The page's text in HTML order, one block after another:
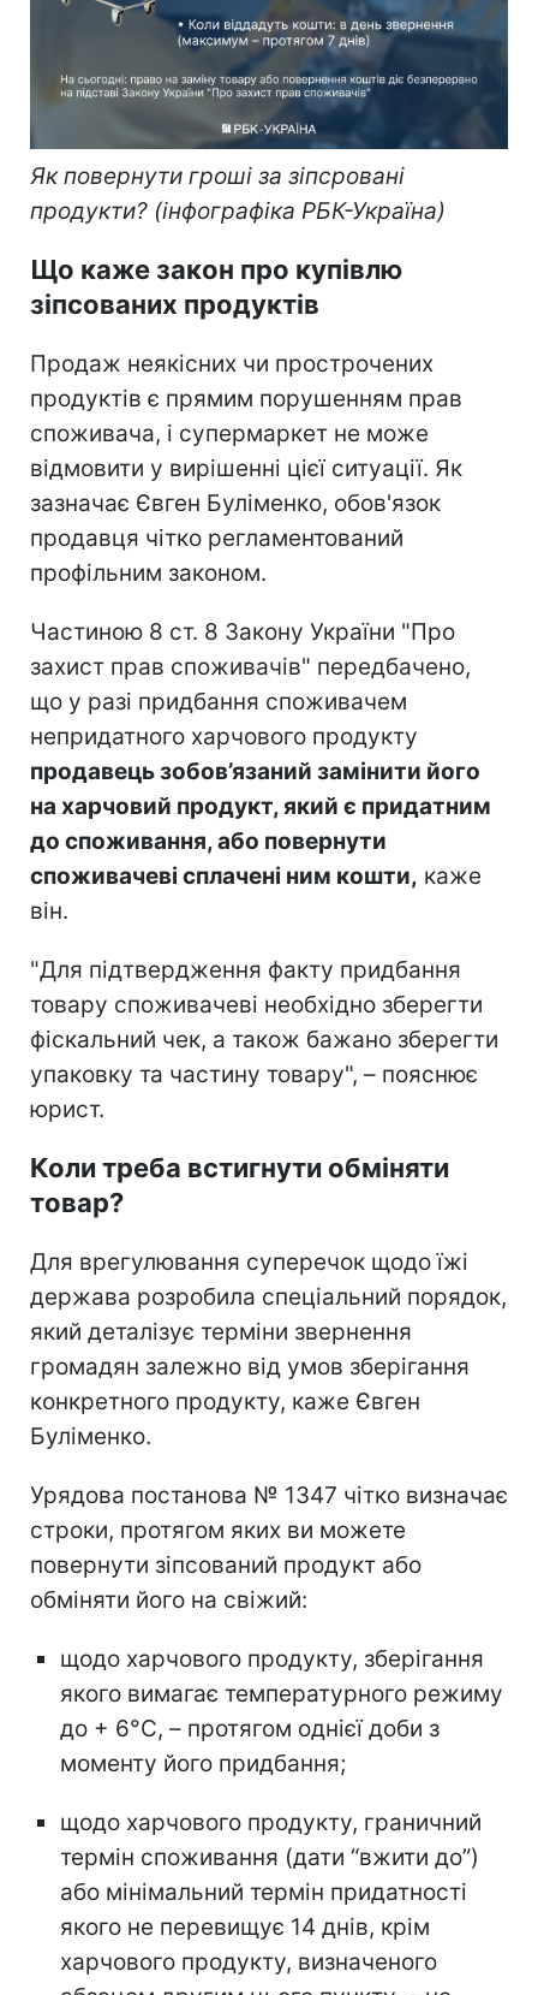
Як повернути гроші за зіпсровані
продукти? (інфографіка РБК-Україна)
Що каже закон про купівлю
зіпсованих продуктів
Продаж неякісних чи прострочених
продуктів є прямим порушенням прав
споживача, і супермаркет не може
відмовити у вирішенні цієї ситуації. Як
зазначає Євген Буліменко, обов'язок
продавця чітко регламентований
профільним законом.
Частиною 8 ст. 8 Закону України "Про
захист прав споживачів" передбачено,
що у разі придбання споживачем
непридатного харчового продукту
продавець зобов’язаний замінити його
на харчовий продукт, який є придатним
до споживання, або повернути
споживачеві сплачені ним кошти, каже
він.
"Для підтвердження факту придбання
товару споживачеві необхідно зберегти
фіскальний чек, а також бажано зберегти
упаковку та частину товару", – пояснює
юрист.
Коли треба встигнути обміняти
товар?
Для врегулювання суперечок щодо їжі
держава розробила спеціальний порядок,
який деталізує терміни звернення
громадян залежно від умов зберігання
конкретного продукту, каже Євген
Буліменко.
Урядова постанова № 1347 чітко визначає
строки, протягом яких ви можете
повернути зіпсований продукт або
обміняти його на свіжий:
щодо харчового продукту, зберігання
якого вимагає температурного режиму
до + 6°С, – протягом однієї доби з
моменту його придбання;
щодо харчового продукту, граничний
термін споживання (дати “вжити до”)
або мінімальний термін придатності
якого не перевищує 14 днів, крім
харчового продукту, визначеного